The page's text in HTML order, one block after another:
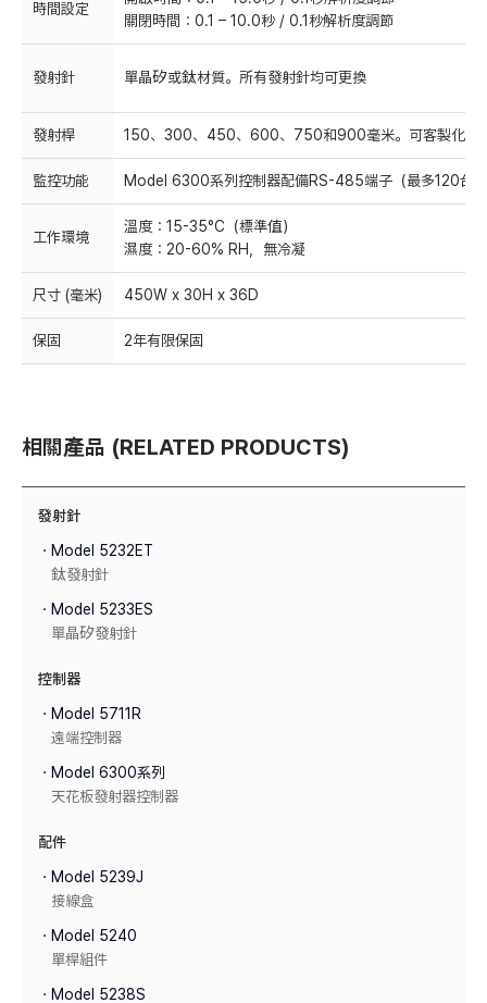
時間設定
關閉時間：0.1 – 10.0秒 / 0.1秒解析度調節
發射針 單晶矽或鈦材質。所有發射針均可更換
發射桿 150、300、450、600、750和900毫米。可客製化長
監控功能 Model 6300系列控制器配備RS-485端子（最多120台
工作環境
溫度：15-35°C（標準值）
濕度：20-60% RH，無冷凝
尺寸 (毫米) 450W x 30H x 36D
保固 2年有限保固
相關產品 (RELATED PRODUCTS)
發射針
ㆍModel 5232ET
鈦發射針
ㆍModel 5233ES
單晶矽發射針
控制器
ㆍModel 5711R
遠端控制器
ㆍModel 6300系列
天花板發射器控制器
配件
ㆍModel 5239J
接線盒
ㆍModel 5240
單桿組件
ㆍModel 5238S